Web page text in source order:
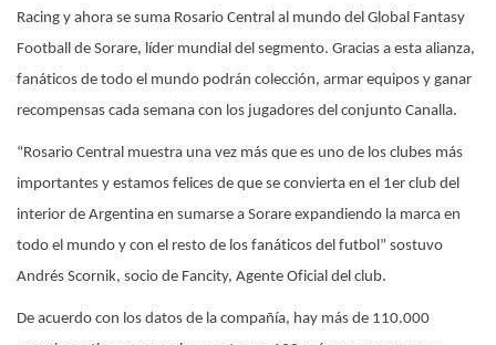
Racing y ahora se suma Rosario Central al mundo del Global Fantasy
Football de Sorare, líder mundial del segmento. Gracias a esta alianza,
fanáticos de todo el mundo podrán colección, armar equipos y ganar
recompensas cada semana con los jugadores del conjunto Canalla.
“Rosario Central muestra una vez más que es uno de los clubes más
importantes y estamos felices de que se convierta en el 1er club del
interior de Argentina en sumarse a Sorare expandiendo la marca en
todo el mundo y con el resto de los fanáticos del futbol” sostuvo
Andrés Scornik, socio de Fancity, Agente Oficial del club.
De acuerdo con los datos de la compañía, hay más de 110.000